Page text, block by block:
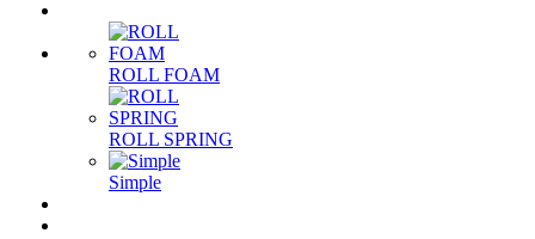
ROLL FOAM
ROLL SPRING
Simple